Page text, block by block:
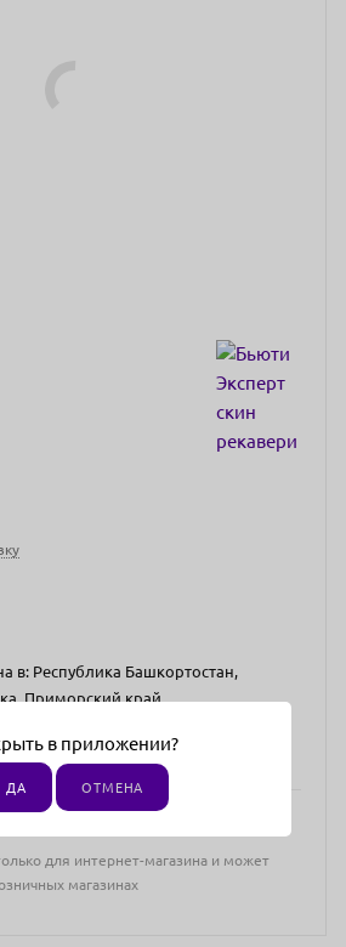
в: Республика Башкортостан,
Приморский край.
эксклюзивной дистрибуции.
для интернет-магазина и может
магазинах
в приложении?
ДА ОТМЕНА